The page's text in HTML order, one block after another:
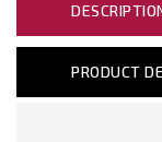
PRODUCT